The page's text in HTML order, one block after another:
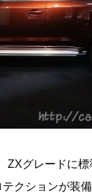
ZXグレードに
テクションが装